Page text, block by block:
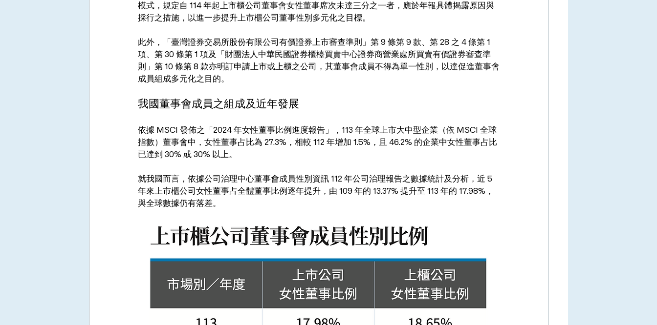
模式，規定自 114 年起上市櫃公司董事會女性董事席次未達三分之一者，應於年報具體揭露原因與
採行之措施，以進一步提升上市櫃公司董事性別多元化之目標。
此外，「臺灣證券交易所股份有限公司有價證券上市審查準則」第 9 條第 9 款、第 28 之 4 條第 1
項、第 30 條第 1 項及「財團法人中華民國證券櫃檯買賣中心證券商營業處所買賣有價證券審查準
則」第 10 條第 8 款亦明訂申請上市或上櫃之公司，其董事會成員不得為單一性別，以達促進董事會
成員組成多元化之目的。
我國董事會成員之組成及近年發展
依據 MSCI 發佈之「2024 年女性董事比例進度報告」，113 年全球上市大中型企業（依 MSCI 全球
指數）董事會中，女性董事占比為 27.3%，相較 112 年增加 1.5%，且 46.2% 的企業中女性董事占比
已達到 30% 或 30% 以上。
就我國而言，依據公司治理中心董事會成員性別資訊 112 年公司治理報告之數據統計及分析，近 5
年來上市櫃公司女性董事占全體董事比例逐年提升，由 109 年的 13.37% 提升至 113 年的 17.98%，
與全球數據仍有落差。